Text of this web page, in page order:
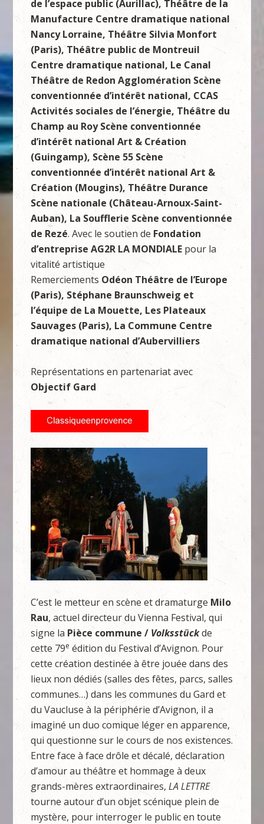
de l’espace public (Aurillac), Théâtre de la
Manufacture Centre dramatique national
Nancy Lorraine, Théâtre Silvia Monfort
(Paris), Théâtre public de Montreuil
Centre dramatique national, Le Canal
Théâtre de Redon Agglomération Scène
conventionnée d’intérêt national, CCAS
Activités sociales de l’énergie, Théâtre du
Champ au Roy Scène conventionnée
d’intérêt national Art & Création
(Guingamp), Scène 55 Scène
conventionnée d’intérêt national Art &
Création (Mougins), Théâtre Durance
Scène nationale (Château-Arnoux-Saint-
Auban), La Soufflerie Scène conventionnée
de Rezé. Avec le soutien de Fondation
d’entreprise AG2R LA MONDIALE pour la
vitalité artistique
Remerciements Odéon Théâtre de l’Europe
(Paris), Stéphane Braunschweig et
l’équipe de La Mouette, Les Plateaux
Sauvages (Paris), La Commune Centre
dramatique national d’Aubervilliers
Représentations en partenariat avec
Objectif Gard
C’est le metteur en scène et dramaturge Milo
Rau, actuel directeur du Vienna Festival, qui
signe la Pièce commune / Volksstückde
cette 79e édition du Festival d’Avignon. Pour
cette création destinée à être jouée dans des
lieux non dédiés (salles des fêtes, parcs, salles
communes…) dans les communes du Gard et
du Vaucluse à la périphérie d’Avignon, il a
imaginé un duo comique léger en apparence,
qui questionne sur le cours de nos existences.
Entre face à face drôle et décalé, déclaration
d’amour au théâtre et hommage à deux
grands-mères extraordinaires,LA LETTRE
tourne autour d’un objet scénique plein de
mystère, pour interroger le public en toute